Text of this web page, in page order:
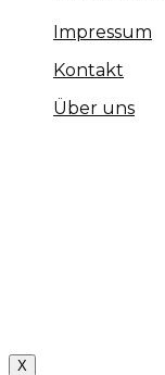
Impressum
Kontakt
Über uns
X